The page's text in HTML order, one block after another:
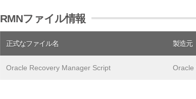
RMNファイル情報
正式なファイル名 製造元
Oracle Recovery Manager Script Oracle